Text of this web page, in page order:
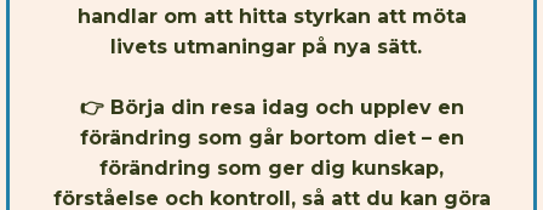
handlar om att hitta styrkan att möta
livets utmaningar på nya sätt.
👉 Börja din resa idag och upplev en
förändring som går bortom diet – en
förändring som ger dig kunskap,
förståelse och kontroll, så att du kan göra